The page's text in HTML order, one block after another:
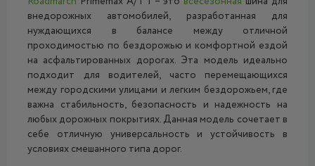
внедорожных автомобилей, разработанная для
нуждающихся в балансе между отличной
проходимостью по бездорожью и комфортной ездой
на асфальтированных дорогах. Эта модель идеально
подходит для водителей, часто перемещающихся
между городскими улицами и легким бездорожьем, где
важна стабильность, безопасность и надежность на
любых дорожных покрытиях. Данная модель сочетает в
себе отличную универсальность и устойчивость в
условиях смешанного типа дорог.